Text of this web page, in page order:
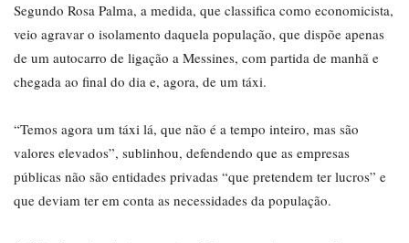
Segundo Rosa Palma, a medida, que classifica como economicista,
veio agravar o isolamento daquela população, que dispõe apenas
de um autocarro de ligação a Messines, com partida de manhã e
chegada ao final do dia e, agora, de um táxi.
“Temos agora um táxi lá, que não é a tempo inteiro, mas são
valores elevados”, sublinhou, defendendo que as empresas
públicas não são entidades privadas “que pretendem ter lucros” e
que deviam ter em conta as necessidades da população.